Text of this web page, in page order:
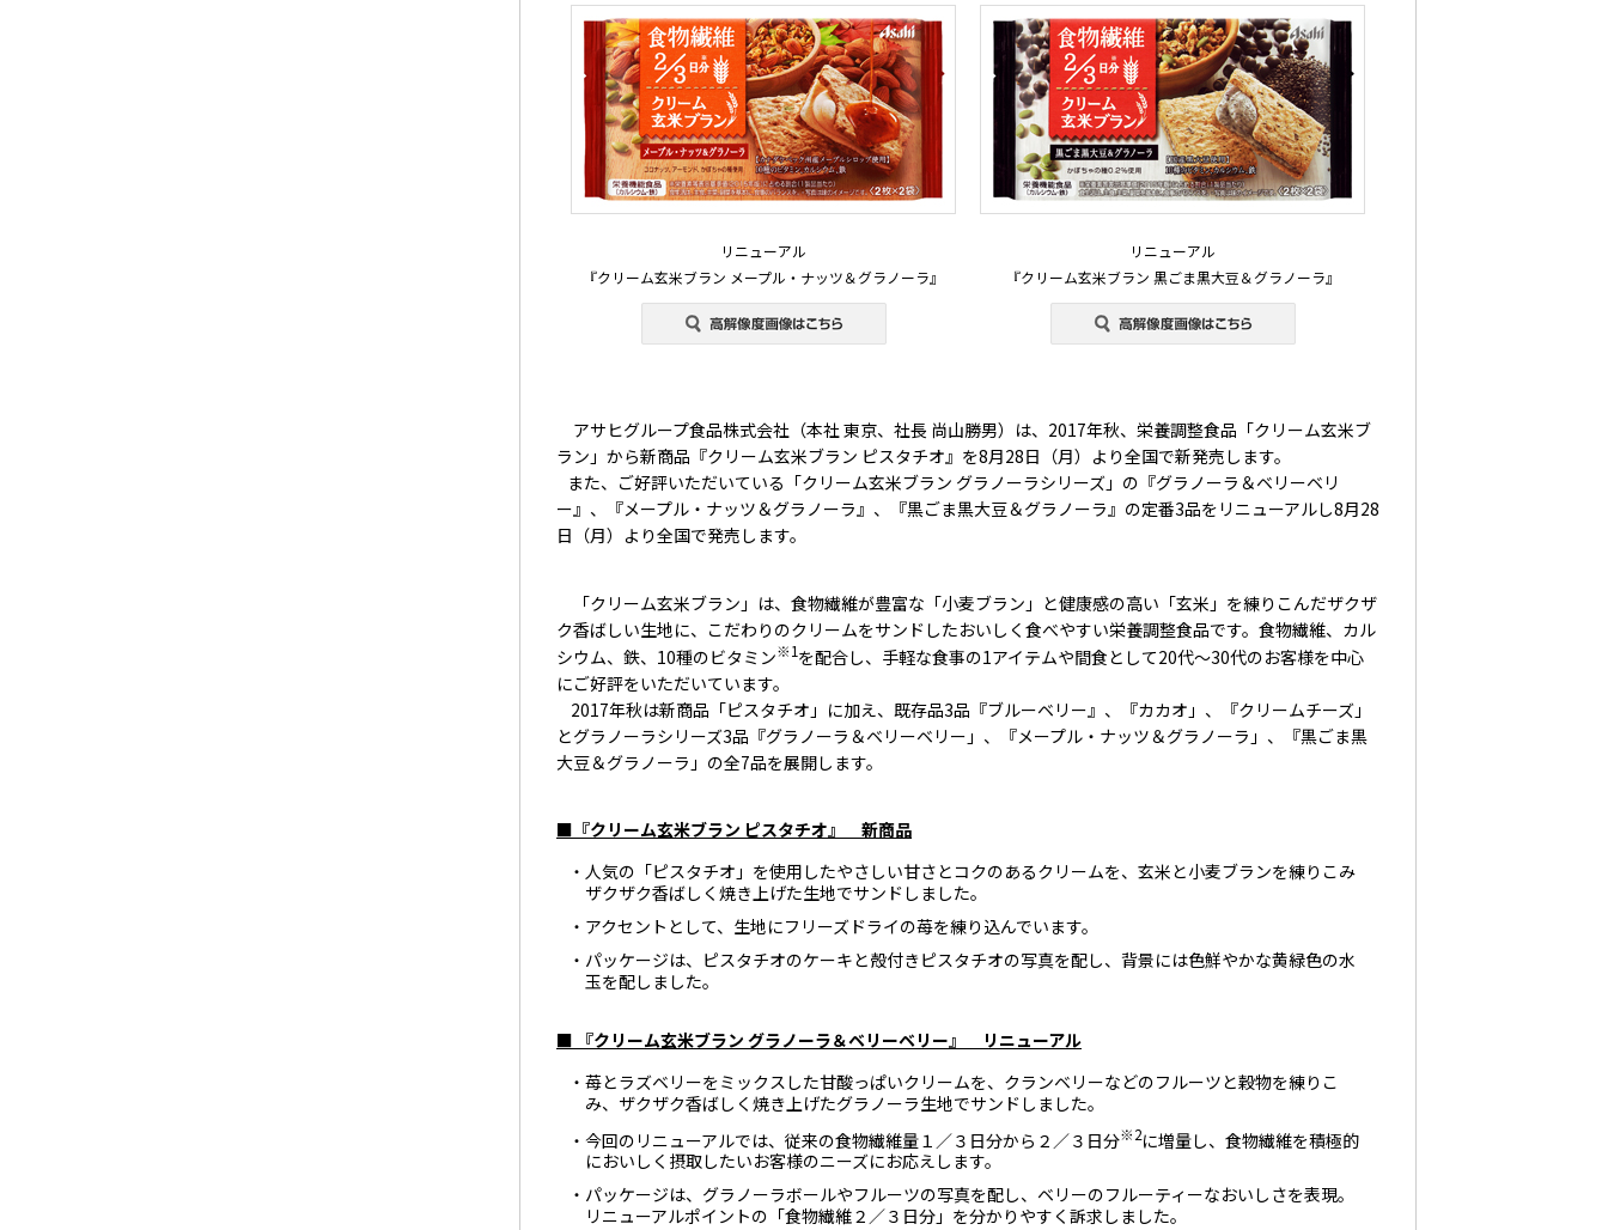
リニューアル
『クリーム玄米ブラン メープル・ナッツ＆グラノーラ』
リニューアル
『クリーム玄米ブラン 黒ごま黒大豆＆グラノーラ』
アサヒグループ食品株式会社（本社 東京、社長 尚山勝男）は、2017年秋、栄養調整食品「クリーム玄米ブ
ラン」から新商品『クリーム玄米ブラン ピスタチオ』を8月28日（月）より全国で新発売します。
また、ご好評いただいている「クリーム玄米ブラン グラノーラシリーズ」の『グラノーラ＆ベリーベリ
ー』、『メープル・ナッツ＆グラノーラ』、『黒ごま黒大豆＆グラノーラ』の定番3品をリニューアルし8月28
日（月）より全国で発売します。
「クリーム玄米ブラン」は、食物繊維が豊富な「小麦ブラン」と健康感の高い「玄米」を練りこんだザクザ
ク香ばしい生地に、こだわりのクリームをサンドしたおいしく食べやすい栄養調整食品です。食物繊維、カル
シウム、鉄、10種のビタミン※1を配合し、手軽な食事の1アイテムや間食として20代～30代のお客様を中心
にご好評をいただいています。
2017年秋は新商品「ピスタチオ」に加え、既存品3品『ブルーベリー』、『カカオ」、『クリームチーズ」
とグラノーラシリーズ3品『グラノーラ＆ベリーベリー」、『メープル・ナッツ＆グラノーラ」、『黒ごま黒
大豆＆グラノーラ」の全7品を展開します。
■『クリーム玄米ブラン ピスタチオ』 新商品
・人気の「ピスタチオ」を使用したやさしい甘さとコクのあるクリームを、玄米と小麦ブランを練りこみ
ザクザク香ばしく焼き上げた生地でサンドしました。
・アクセントとして、生地にフリーズドライの苺を練り込んでいます。
・パッケージは、ピスタチオのケーキと殻付きピスタチオの写真を配し、背景には色鮮やかな黄緑色の水
玉を配しました。
■ 『クリーム玄米ブラン グラノーラ＆ベリーベリー』 リニューアル
・苺とラズベリーをミックスした甘酸っぱいクリームを、クランベリーなどのフルーツと穀物を練りこ
み、ザクザク香ばしく焼き上げたグラノーラ生地でサンドしました。
・今回のリニューアルでは、従来の食物繊維量１／３日分から２／３日分※2に増量し、食物繊維を積極的
においしく摂取したいお客様のニーズにお応えします。
・パッケージは、グラノーラボールやフルーツの写真を配し、ベリーのフルーティーなおいしさを表現。
リニューアルポイントの「食物繊維２／３日分」を分かりやすく訴求しました。